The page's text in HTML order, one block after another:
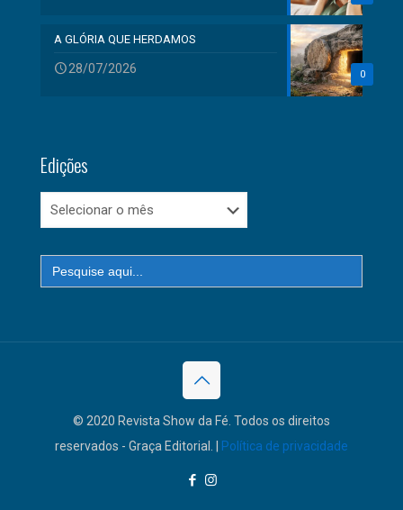
0
A GLÓRIA QUE HERDAMOS
28/07/2026
Edições
Edições
Search
for:
© 2020 Revista Show da Fé. Todos os direitos
reservados - Graça Editorial. |
Política de privacidade